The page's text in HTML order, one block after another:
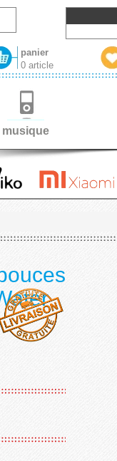
panier
0 article
musique